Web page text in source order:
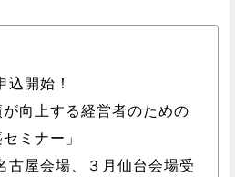
込開始！
が向上する経営者のための
ミナー」
古屋会場、３月仙台会場受